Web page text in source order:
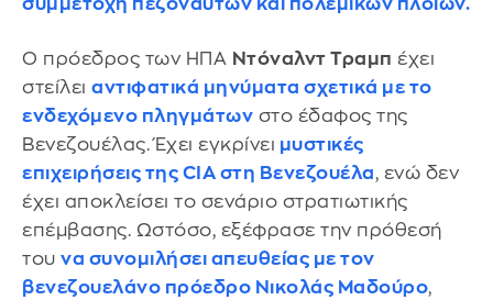
συμμετοχή πεζοναυτών και πολεμικών πλοίων.
Ο πρόεδρος των ΗΠΑ Ντόναλντ Τραμπ έχει
στείλει αντιφατικά μηνύματα σχετικά με το
ενδεχόμενο πληγμάτων στο έδαφος της
Βενεζουέλας. Έχει εγκρίνει μυστικές
επιχειρήσεις της CIA στη Βενεζουέλα, ενώ δεν
έχει αποκλείσει το σενάριο στρατιωτικής
επέμβασης. Ωστόσο, εξέφρασε την πρόθεσή
του να συνομιλήσει απευθείας με τον
βενεζουελάνο πρόεδρο Νικολάς Μαδούρο,